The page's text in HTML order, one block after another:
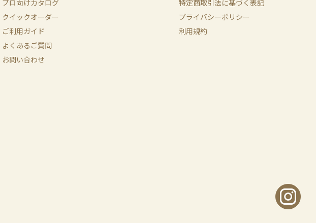
プロ向けカタログ
クイックオーダー
ご利用ガイド
よくあるご質問
お問い合わせ
特定商取引法に基づく表記
プライバシーポリシー
利用規約